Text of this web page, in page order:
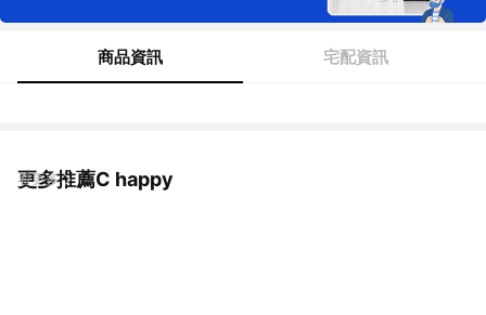
商品資訊 宅配資訊
更多推薦C happy
看更多